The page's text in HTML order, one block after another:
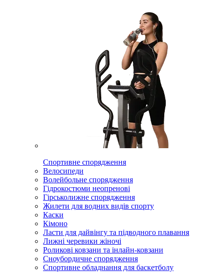
Спортивне спорядження
Велосипеди
Волейбольне спорядження
Гідрокостюми неопренові
Гірськолижне спорядження
Жилети для водних видів спорту
Каски
Кімоно
Ласти для дайвінгу та підводного плавання
Лижні черевики жіночі
Роликові ковзани та інлайн-ковзани
Сноубордичне спорядження
Спортивне обладнання для баскетболу